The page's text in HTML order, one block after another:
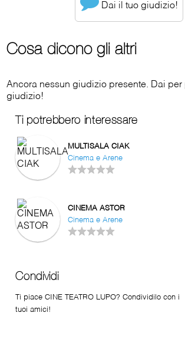
Dai il tuo giudizio!
Cosa dicono gli altri
Ancora nessun giudizio presente. Dai per
giudizio!
Ti potrebbero interessare
MULTISALA CIAK
Cinema e Arene
CINEMA ASTOR
Cinema e Arene
Condividi
Ti piace CINE TEATRO LUPO? Condividilo con i
tuoi amici!